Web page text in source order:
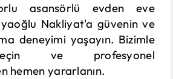
asansörlü evden eve
Nakliyat'a güvenin ve
deneyimi yaşayın. Bizimle
ve profesyonel
hemen yararlanın.